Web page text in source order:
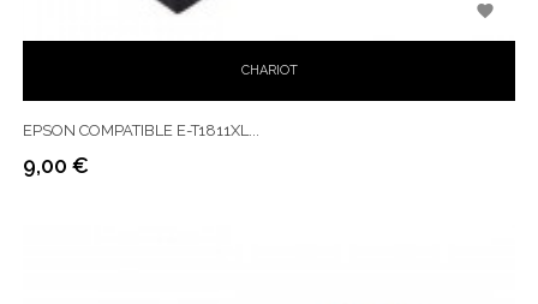
CHARIOT

EPSON COMPATIBLE E-T1811XL...
Prix
9,00 €